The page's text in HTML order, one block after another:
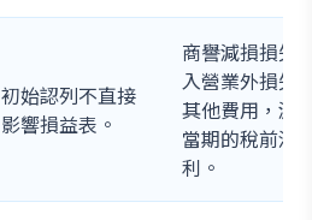
初始認列不直接
影響損益表。
商譽減損損失
入營業外損失
其他費用，減
當期的稅前淨
利。